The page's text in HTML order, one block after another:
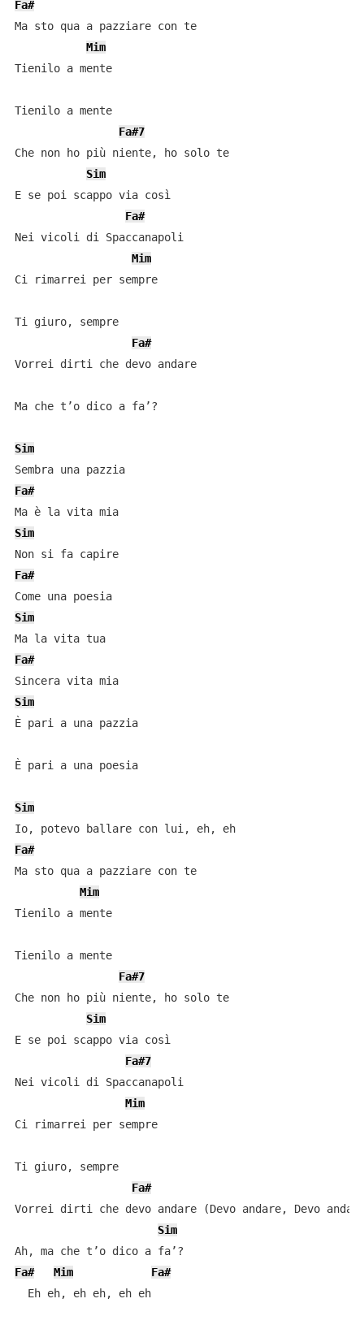
Fa#
Ma sto qua a pazziare con te
Mim
Tienilo a mente
Tienilo a mente
Fa#7
Che non ho più niente, ho solo te
Sim
E se poi scappo via così
Fa#
Nei vicoli di Spaccanapoli
Mim
Ci rimarrei per sempre
Ti giuro, sempre
Fa#
Vorrei dirti che devo andare
Ma che t’o dico a fa’?
Sim
Sembra una pazzia
Fa#
Ma è la vita mia
Sim
Non si fa capire
Fa#
Come una poesia
Sim
Ma la vita tua
Fa#
Sincera vita mia
Sim
È pari a una pazzia
È pari a una poesia
Sim
Io, potevo ballare con lui, eh, eh
Fa#
Ma sto qua a pazziare con te
Mim
Tienilo a mente
Tienilo a mente
Fa#7
Che non ho più niente, ho solo te
Sim
E se poi scappo via così
Fa#7
Nei vicoli di Spaccanapoli
Mim
Ci rimarrei per sempre
Ti giuro, sempre
Fa#
Vorrei dirti che devo andare (Devo andare, Devo
Sim
Fa#
Mim
Fa#
  Eh eh, eh eh, eh eh